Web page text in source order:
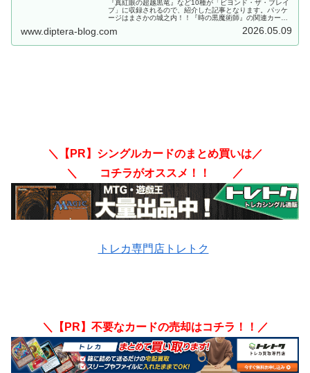
『真紅眼の超越黒竜』など10種が「ビヨンド・ザ・ブレイ
ブ」に収録されるので、紹介した記事となります。パッケ
ージはまさかの城之内！！『時の黒魔術師』の関連カード
しても強いのは凄いですね！？【遊戯王OCG】
www.diptera-blog.com 2026.05.09
＼【PR】シングルカードのまとめ買いは／
＼ コチラがオススメ！！ ／
トレカ専門店トレトク
＼【PR】不要なカードの売却はコチラ！！／